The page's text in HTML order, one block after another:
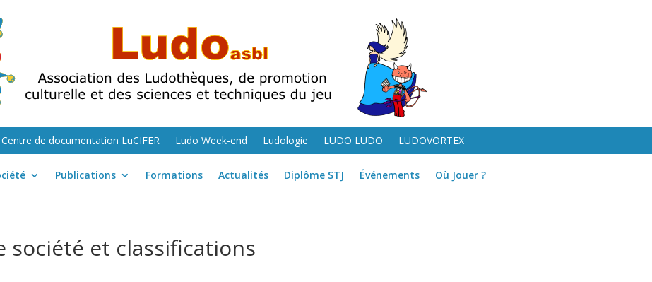
Centre de documentation LuCIFER Ludo Week-end Ludologie LUDO LUDO LUDOVORTEX
Publications Formations Actualités Diplôme STJ Événements Où Jouer ?
société et classifications